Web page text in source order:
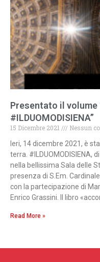
Presentato il volume
#ILDUOMODISIENA”
15 Dicembre 2021
Nessun
Ieri, 14 dicembre 2021, è
terra. #ILDUOMODISIENA,
nella bellissima Sala delle
presenza di S.Em.
con la partecipazione di
Enrico Grassini. Il libro
Read More »